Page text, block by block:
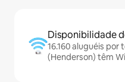
Disponibilidade
16.160 aluguéis
(Henderson) têm